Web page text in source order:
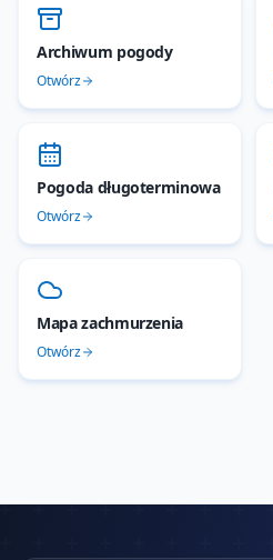
Archiwum pogody
Otwórz
Pogoda długoterminowa
Otwórz
Mapa zachmurzenia
Otwórz